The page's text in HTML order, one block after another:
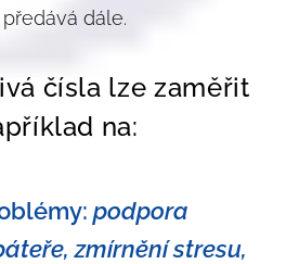
dále.
čísla lze zaměřit
na:
podpora
zmírnění stresu,